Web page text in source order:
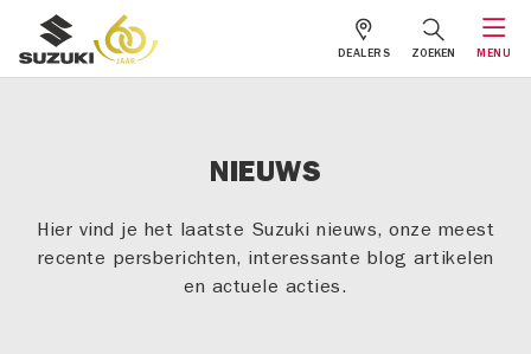
DEALERS ZOEKEN MENU
NIEUWS
Hier vind je het laatste Suzuki nieuws, onze meest
recente persberichten, interessante blog artikelen
en actuele acties.